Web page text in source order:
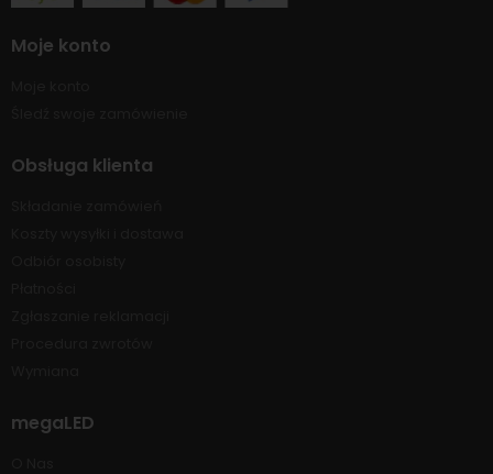
Moje konto
Obsługa klienta
megaLED